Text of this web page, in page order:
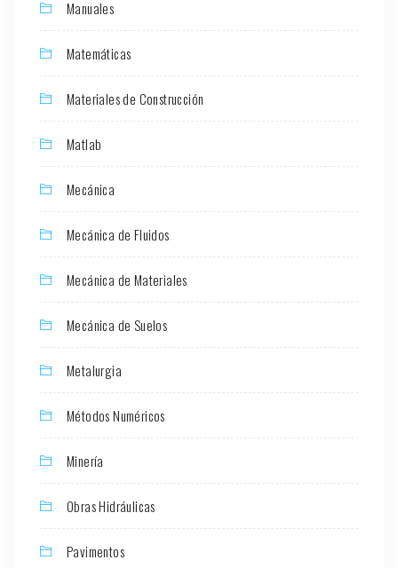
Manuales
Matemáticas
Materiales de Construcción
Matlab
Mecánica
Mecánica de Fluidos
Mecánica de Materiales
Mecánica de Suelos
Metalurgia
Métodos Numéricos
Minería
Obras Hidráulicas
Pavimentos